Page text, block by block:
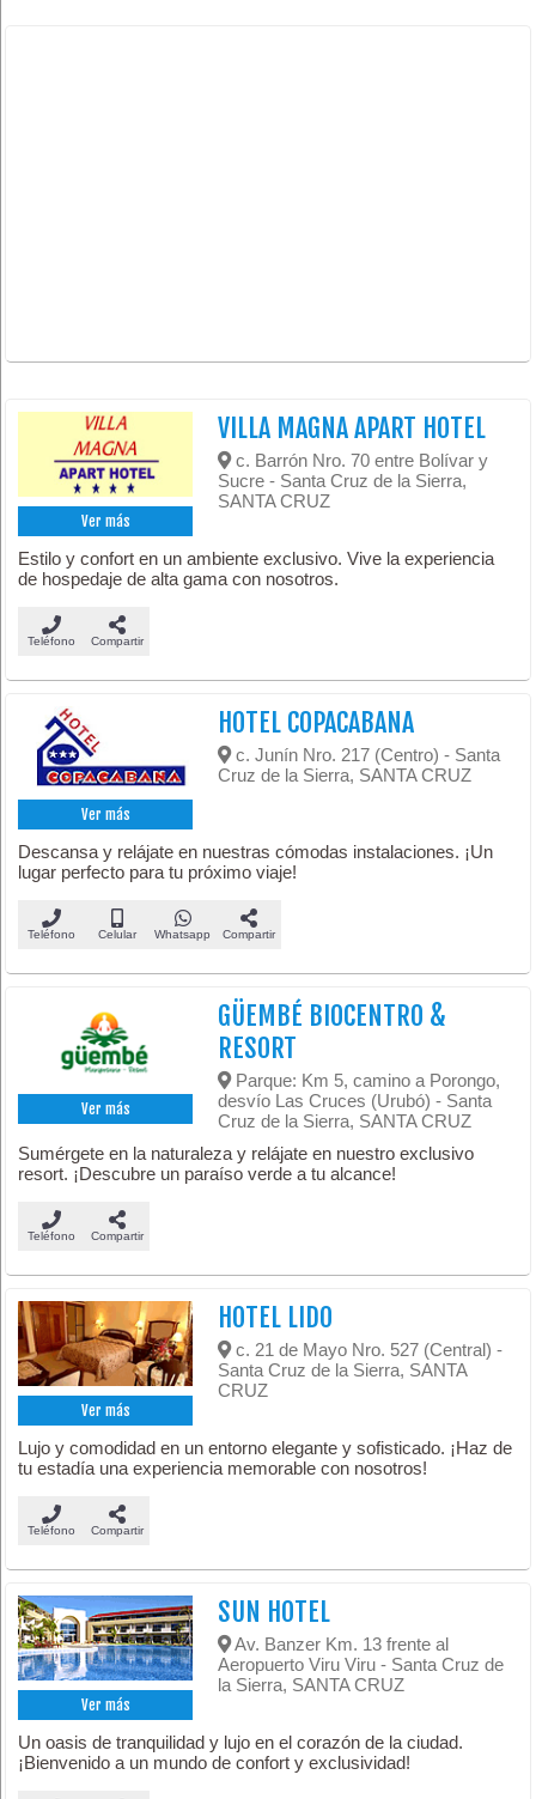
Ver más
VILLA MAGNA APART HOTEL
c. Barrón Nro. 70 entre Bolívar y
Sucre - Santa Cruz de la Sierra,
SANTA CRUZ
Estilo y confort en un ambiente exclusivo. Vive la experiencia
de hospedaje de alta gama con nosotros.
Teléfono Compartir
Ver más
HOTEL COPACABANA
c. Junín Nro. 217 (Centro) - Santa
Cruz de la Sierra, SANTA CRUZ
Descansa y relájate en nuestras cómodas instalaciones. ¡Un
lugar perfecto para tu próximo viaje!
Teléfono Celular Whatsapp Compartir
Ver más
GÜEMBÉ BIOCENTRO &
RESORT
Parque: Km 5, camino a Porongo,
desvío Las Cruces (Urubó) - Santa
Cruz de la Sierra, SANTA CRUZ
Sumérgete en la naturaleza y relájate en nuestro exclusivo
resort. ¡Descubre un paraíso verde a tu alcance!
Teléfono Compartir
Ver más
HOTEL LIDO
c. 21 de Mayo Nro. 527 (Central) -
Santa Cruz de la Sierra, SANTA
CRUZ
Lujo y comodidad en un entorno elegante y sofisticado. ¡Haz de
tu estadía una experiencia memorable con nosotros!
Teléfono Compartir
Ver más
SUN HOTEL
Av. Banzer Km. 13 frente al
Aeropuerto Viru Viru - Santa Cruz de
la Sierra, SANTA CRUZ
Un oasis de tranquilidad y lujo en el corazón de la ciudad.
¡Bienvenido a un mundo de confort y exclusividad!